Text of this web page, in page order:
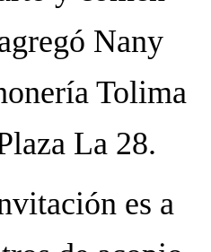
Nany
Tolima
La 28.
es a